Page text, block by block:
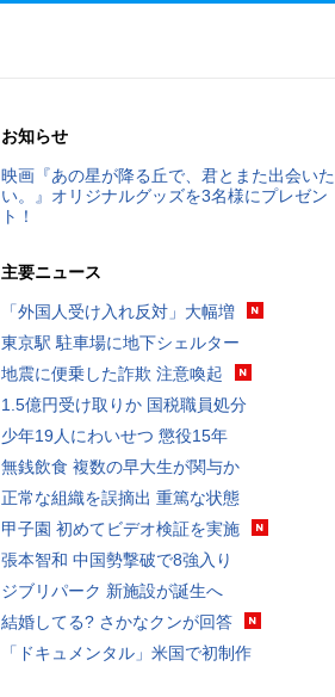
お知らせ
映画『あの星が降る丘で、君とまた出会いた
い。』オリジナルグッズを3名様にプレゼン
ト！
主要ニュース
「外国人受け入れ反対」大幅増
東京駅 駐車場に地下シェルター
地震に便乗した詐欺 注意喚起
1.5億円受け取りか 国税職員処分
少年19人にわいせつ 懲役15年
無銭飲食 複数の早大生が関与か
正常な組織を誤摘出 重篤な状態
甲子園 初めてビデオ検証を実施
張本智和 中国勢撃破で8強入り
ジブリパーク 新施設が誕生へ
結婚してる? さかなクンが回答
「ドキュメンタル」米国で初制作